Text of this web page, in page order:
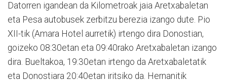
Datorren igandean da Kilometroak jaia Aretxabaletan
eta Pesa autobusek zerbitzu berezia izango dute. Pio
XII-tik (Amara Hotel aurretik) irtengo dira Donostian,
goizeko 08:30etan eta 09:40rako Aretxabaletan izango
dira. Bueltakoa, 19:30etan irtengo da Aretxabaletatik
eta Donostiara 20:40etan iritsiko da. Hernanitik